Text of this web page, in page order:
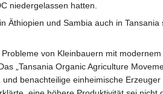
niedergelassen hatten.
Äthiopien und Sambia auch in
von Kleinbauern mit
„Tansania Organic Agriculture
benachteilige einheimische